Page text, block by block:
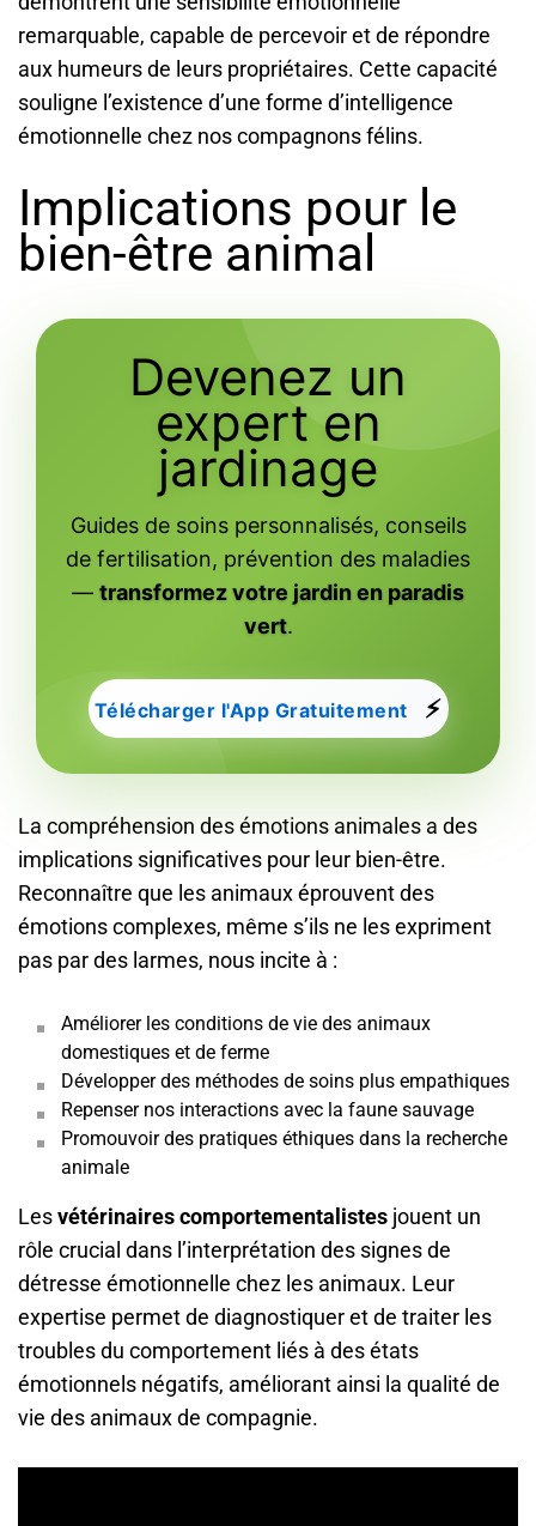
remarquable, capable de percevoir et de répondre
aux humeurs de leurs propriétaires. Cette capacité
souligne l’existence d’une forme d’intelligence
émotionnelle chez nos compagnons félins.
Implications pour le
bien-être animal
Devenez un
expert en
jardinage
Guides de soins personnalisés, conseils
de fertilisation, prévention des maladies
— transformez votre jardin en paradis
vert.
Télécharger l'App Gratuitement ⚡
La compréhension des émotions animales a des
implications significatives pour leur bien-être.
Reconnaître que les animaux éprouvent des
émotions complexes, même s’ils ne les expriment
pas par des larmes, nous incite à :
Améliorer les conditions de vie des animaux
domestiques et de ferme
Développer des méthodes de soins plus empathiques
Repenser nos interactions avec la faune sauvage
Promouvoir des pratiques éthiques dans la recherche
animale
Lesvétérinaires comportementalistes jouent un
rôle crucial dans l’interprétation des signes de
détresse émotionnelle chez les animaux. Leur
expertise permet de diagnostiquer et de traiter les
troubles du comportement liés à des états
émotionnels négatifs, améliorant ainsi la qualité de
vie des animaux de compagnie.